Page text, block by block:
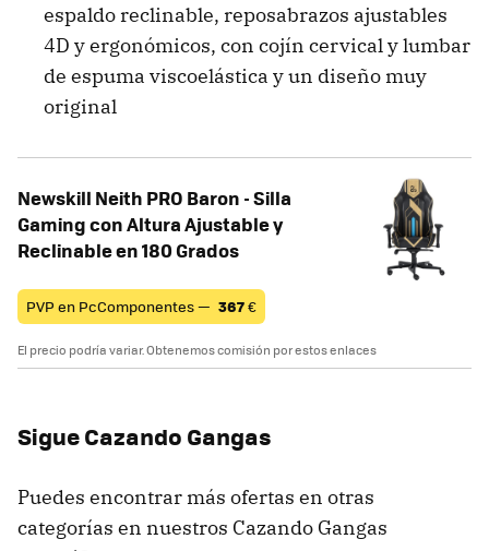
espaldo reclinable, reposabrazos ajustables
4D y ergonómicos, con cojín cervical y lumbar
de espuma viscoelástica y un diseño muy
original
Newskill Neith PRO Baron - Silla
Gaming con Altura Ajustable y
Reclinable en 180 Grados
PVP en PcComponentes — 367€
El precio podría variar. Obtenemos comisión por estos enlaces
Sigue Cazando Gangas
Puedes encontrar más ofertas en otras
categorías en nuestros Cazando Gangas